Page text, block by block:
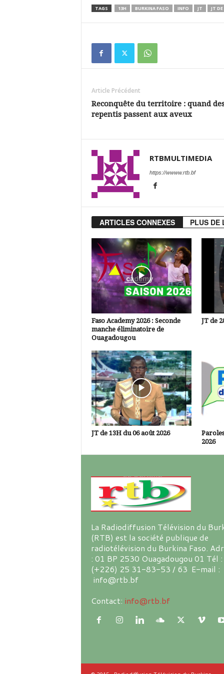
TAGS 13H BURKINA FASO INFO JT JT
Article Précédent
Reconquête du territoire : quand
repentis passent aux aveux
RTBMULTIMEDIA
https://wwww.rtb.bf
ARTICLES CONNEXES PLUS DE
Faso Academy 2026 : Seconde
manche éliminatoire de
Ouagadougou
JT de
JT de 13H du 06 août 2026
2026
La Radiodiffusion Télévision du
(RTB) est la société publique de
radiotélévision du Burkina Faso.
: 01 BP 2530 Ouagadougou 01 Tél :
(+226) 25 31-83-53 / 63 E-mail :
info@rtb.bf
Contact: info@rtb.bf